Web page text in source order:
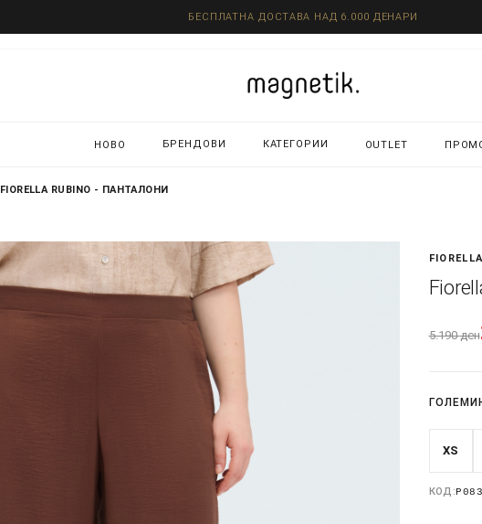
БЕСПЛАТНА ДОСТАВА НАД 6.000 ДЕНАРИ
НОВО БРЕНДОВИ КАТЕГОРИИ OUTLET
FIORELLA RUBINO - ПАНТАЛОНИ
5.190ден
XS
КОД: